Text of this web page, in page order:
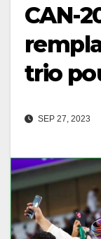
CAN-
trio
SEP 27, 2023